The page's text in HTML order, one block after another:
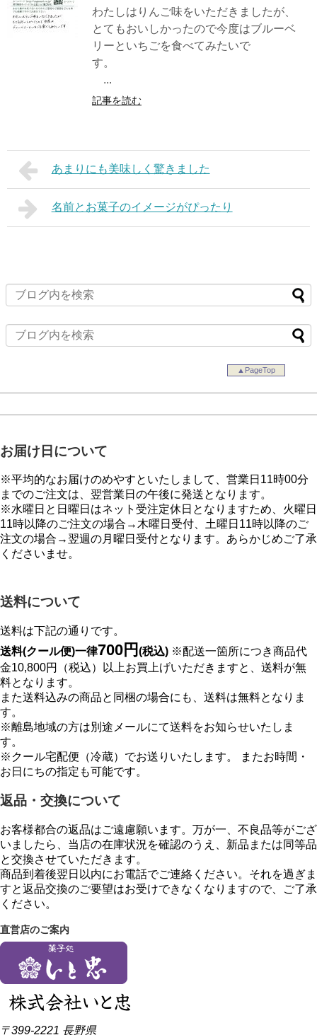
わたしはりんご味をいただきましたが、
とてもおいしかったので今度はブルーベ
リーといちごを食べてみたいで
す。
...
記事を読む
あまりにも美味しく驚きました
名前とお菓子のイメージがぴったり
▲PageTop
お届け日について
※平均的なお届けのめやすといたしまして、営業日11時00分
までのご注文は、翌営業日の午後に発送となります。
※水曜日と日曜日はネット受注定休日となりますため、火曜日
11時以降のご注文の場合→木曜日受付、土曜日11時以降のご
注文の場合→翌週の月曜日受付となります。あらかじめご了承
くださいませ。
送料について
送料は下記の通りです。
送料(クール便)一律700円 (税込) ※配送一箇所につき商品代
金10,800円（税込）以上お買上げいただきますと、送料が無
料となります。
また送料込みの商品と同梱の場合にも、送料は無料となりま
す。
※離島地域の方は別途メールにて送料をお知らせいたしま
す。
※クール宅配便（冷蔵）でお送りいたします。 またお時間・
お日にちの指定も可能です。
返品・交換について
お客様都合の返品はご遠慮願います。万が一、不良品等がござ
いましたら、当店の在庫状況を確認のうえ、新品または同等品
と交換させていただきます。
商品到着後翌日以内にお電話でご連絡ください。それを過ぎま
すと返品交換のご要望はお受けできなくなりますので、ご了承
ください。
直営店のご案内
〒399-2221 長野県